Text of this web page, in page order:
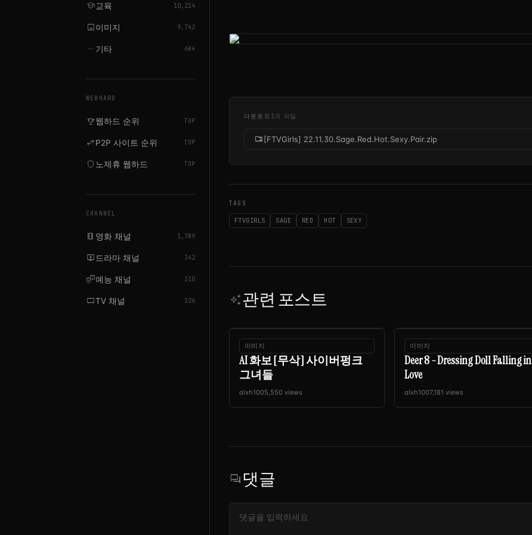
school교육 10,214
image이미지 9,742
more_horiz 기타 684
WEBHARD
emoji_events웹하드 순위 TOP
swap_horizP2P 사이트 순위 TOP
shield 노제휴 웹하드 TOP
CHANNEL
local_movies 영화 채널 1,789
live_tv 드라마 채널 342
theater_comedy예능 채널 310
tv_genTV 채널 126
다운로드 1개 파일
folder_zip[FTVGirls] 22.11.30.Sage.Red.Hot.Sexy.Pair.zip
TAGS
FTVGIRLS SAGE RED HOT SEXY
auto_awesome관련 포스트
이미지
AI 화보 [무삭] 사이버펑크
그녀들
alxh1005,550 views
이미지
Deer 8 - Dressing Doll Falling in
Love
alxh1007,181 views
forum댓글